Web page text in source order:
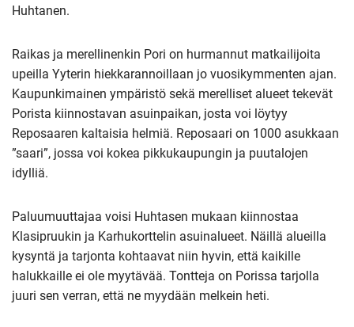
Huhtanen.
Raikas ja merellinenkin Pori on hurmannut matkailijoita
upeilla Yyterin hiekkarannoillaan jo vuosikymmenten ajan.
Kaupunkimainen ympäristö sekä merelliset alueet tekevät
Porista kiinnostavan asuinpaikan, josta voi löytyy
Reposaaren kaltaisia helmiä. Reposaari on 1000 asukkaan
”saari”, jossa voi kokea pikkukaupungin ja puutalojen
idylliä.
Paluumuuttajaa voisi Huhtasen mukaan kiinnostaa
Klasipruukin ja Karhukorttelin asuinalueet. Näillä alueilla
kysyntä ja tarjonta kohtaavat niin hyvin, että kaikille
halukkaille ei ole myytävää. Tontteja on Porissa tarjolla
juuri sen verran, että ne myydään melkein heti.